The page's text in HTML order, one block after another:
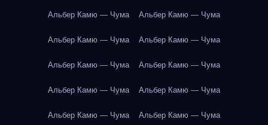
Альбер Камю — Чума Альбер Камю — Чума
Альбер Камю — Чума Альбер Камю — Чума
Альбер Камю — Чума Альбер Камю — Чума
Альбер Камю — Чума Альбер Камю — Чума
Альбер Камю — Чума Альбер Камю — Чума